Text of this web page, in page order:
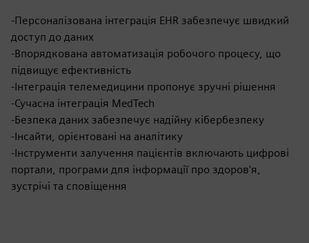
-Персоналізована інтеграція EHR забезпечує швидкий
доступ до даних
-Впорядкована автоматизація робочого процесу, що
підвищує ефективність
-Інтеграція телемедицини пропонує зручні рішення
-Сучасна інтеграція MedTech
-Безпека даних забезпечує надійну кібербезпеку
-Інсайти, орієнтовані на аналітику
-Інструменти залучення пацієнтів включають цифрові
портали, програми для інформації про здоров'я,
зустрічі та сповіщення